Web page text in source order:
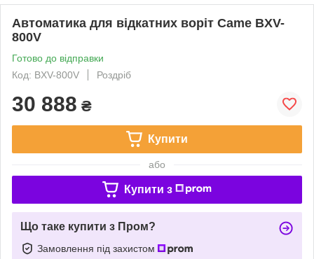
Автоматика для відкатних воріт Came BXV-
800V
Готово до відправки
Код: BXV-800V
Роздріб
30 888 ₴
Купити
або
Купити з
Що таке купити з Пром?
Замовлення під захистом